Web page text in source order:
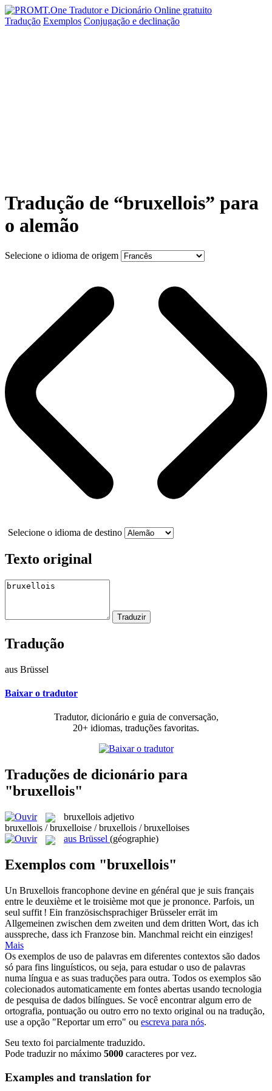
Tradução Exemplos Conjugação e declinação
Tradução de “bruxellois” para
o alemão
Selecione o idioma de origem
Selecione o idioma de destino
Texto original
Tradução
aus Brüssel
Baixar o tradutor
Tradutor, dicionário e guia de conversação,
20+ idiomas, traduções favoritas.
Traduções de dicionário para
"bruxellois"
bruxellois adjetivo
bruxellois / bruxelloise / bruxellois / bruxelloises
aus Brüssel (géographie)
Exemplos com "bruxellois"
Un Bruxellois francophone devine en général que je suis français
entre le deuxième et le troisième mot que je prononce. Parfois, un
seul suffit ! Ein französischsprachigerBrüsselererrät im
Allgemeinen zwischen dem zweiten und dem dritten Wort, das ich
ausspreche, dass ich Franzose bin. Manchmal reicht ein einziges!
Mais
Os exemplos de uso de palavras em diferentes contextos são dados
só para fins linguísticos, ou seja, para estudar o uso de palavras
numa língua e as suas traduções para outra. Todos os exemplos são
colecionados automaticamente em fontes abertas usando tecnologia
de pesquisa de dados bilíngues. Se você encontrar algum erro de
ortografia, pontuação ou outro erro no texto original ou na tradução,
use a opção "Reportar um erro" ou escreva para nós.
Seu texto foi parcialmente traduzido.
Pode traduzir no máximo 5000 caracteres por vez.
Examples and translation for